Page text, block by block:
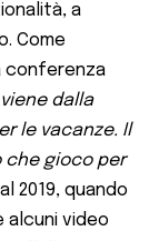
a
Come
conferenza
dalla
le vacanze. Il
che gioco per
2019, quando
alcuni video